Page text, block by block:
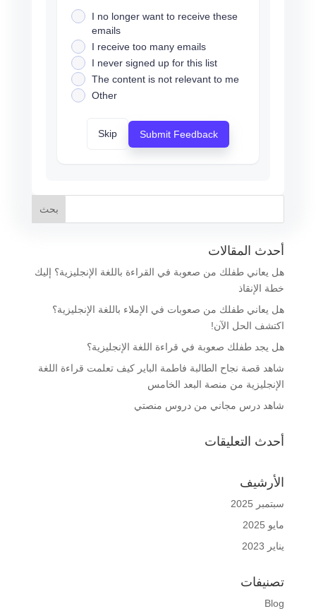
I no longer want to receive these
emails
I receive too many emails
I never signed up for this list
The content is not relevant to me
Other
Submit Feedback
Skip
أحدث المقالات
هل يعاني طفلك من صعوبة في القراءة باللغة الإنجليزية؟ إليك
خطة الإنقاذ
هل يعاني طفلك من صعوبات في الإملاء باللغة الإنجليزية؟
اكتشف الحل الآن!
هل يجد طفلك صعوبة في قراءة اللغة الإنجليزية؟
شاهد قصة نجاح الطالبة فاطمة الباير كيف تعلمت قراءة اللغة
الإنجليزية من منصة البعد الخامس
شاهد درس مجاني من دروس منصتي
أحدث التعليقات
الأرشيف
سبتمبر 2025
مايو 2025
يناير 2023
تصنيفات
Blog